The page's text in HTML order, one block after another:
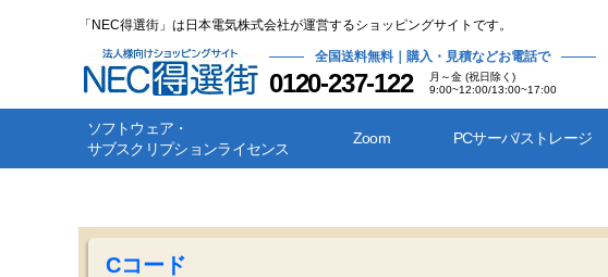
「NEC得選街」は日本電気株式会社が運営するショッピングサイトです。
全国送料無料｜購入・見積などお電話で
0120-237-122
月～金 (祝日除く)
9:00~12:00/13:00~17:00
ソフトウェア・
サブスクリプションライセンス
Zoom PCサーバ/ストレージ